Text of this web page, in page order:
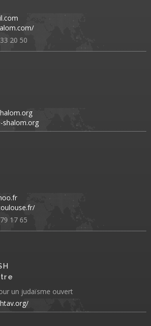
20 50
shalom.org
17 65
un judaïsme ouvert